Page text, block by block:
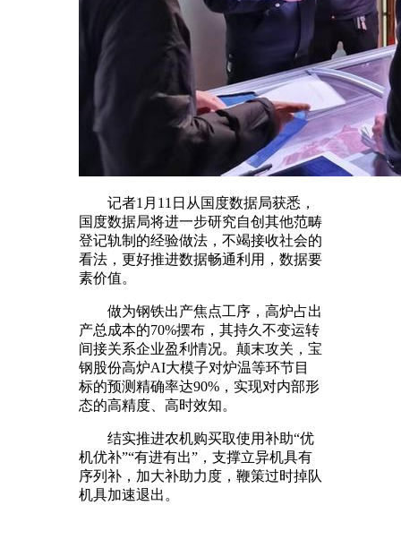
记者1月11日从国度数据局获悉，
国度数据局将进一步研究自创其他范畴
登记轨制的经验做法，不竭接收社会的
看法，更好推进数据畅通利用，数据要
素价值。
做为钢铁出产焦点工序，高炉占出
产总成本的70%摆布，其持久不变运转
间接关系企业盈利情况。颠末攻关，宝
钢股份高炉AI大模子对炉温等环节目
标的预测精确率达90%，实现对内部形
态的高精度、高时效知。
结实推进农机购买取使用补助“优
机优补”“有进有出”，支撑立异机具有
序列补，加大补助力度，鞭策过时掉队
机具加速退出。